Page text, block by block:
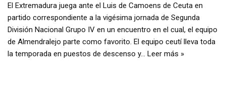
El Extremadura juega ante el Luis de Camoens de Ceuta en
partido correspondiente a la vigésima jornada de Segunda
División Nacional Grupo IV en un encuentro en el cual, el equipo
de Almendralejo parte como favorito. El equipo ceutí lleva toda
la temporada en puestos de descenso y… Leer más »